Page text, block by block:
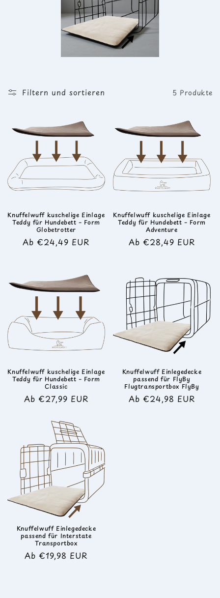
Filtern und sortieren 5 Produkte
Knuffelwuff kuschelige Einlage
Teddy für Hundebett – Form
Globetrotter
Normaler
Ab €24,49 EUR
Knuffelwuff kuschelige Einlage
Teddy für Hundebett – Form
Adventure
Normaler
Ab €28,49 EUR
Knuffelwuff kuschelige Einlage
Teddy für Hundebett – Form
Classic
Normaler
Ab €27,99 EUR
Knuffelwuff Einlegedecke
passend für FlyBy
Flugtransportbox FlyBy
Normaler
Ab €24,98 EUR
Knuffelwuff Einlegedecke
passend für Interstate
Transportbox
Normaler
Ab €19,98 EUR